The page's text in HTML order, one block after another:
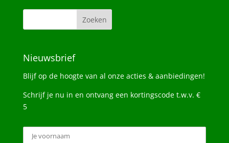
Nieuwsbrief
Blijf op de hoogte van al onze acties & aanbiedingen!
Schrijf je nu in en ontvang een kortingscode t.w.v. €
5